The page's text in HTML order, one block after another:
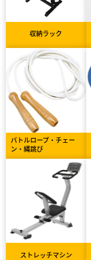
収納ラック
バトルロープ・チェー
ン・縄跳び
ストレッチマシン